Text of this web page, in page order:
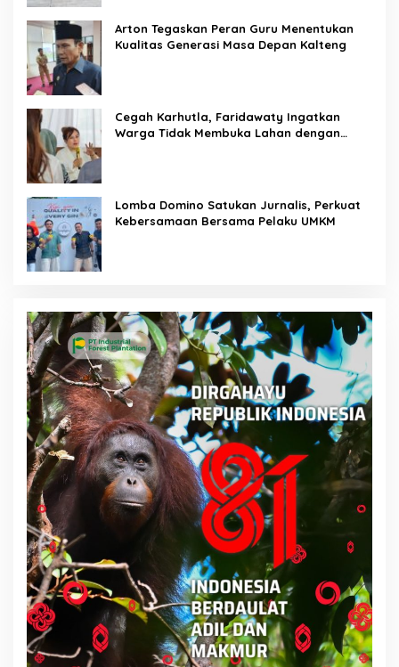
Arton Tegaskan Peran Guru Menentukan
Kualitas Generasi Masa Depan Kalteng
Cegah Karhutla, Faridawaty Ingatkan
Warga Tidak Membuka Lahan dengan
Lomba Domino Satukan Jurnalis, Perkuat
Kebersamaan Bersama Pelaku UMKM